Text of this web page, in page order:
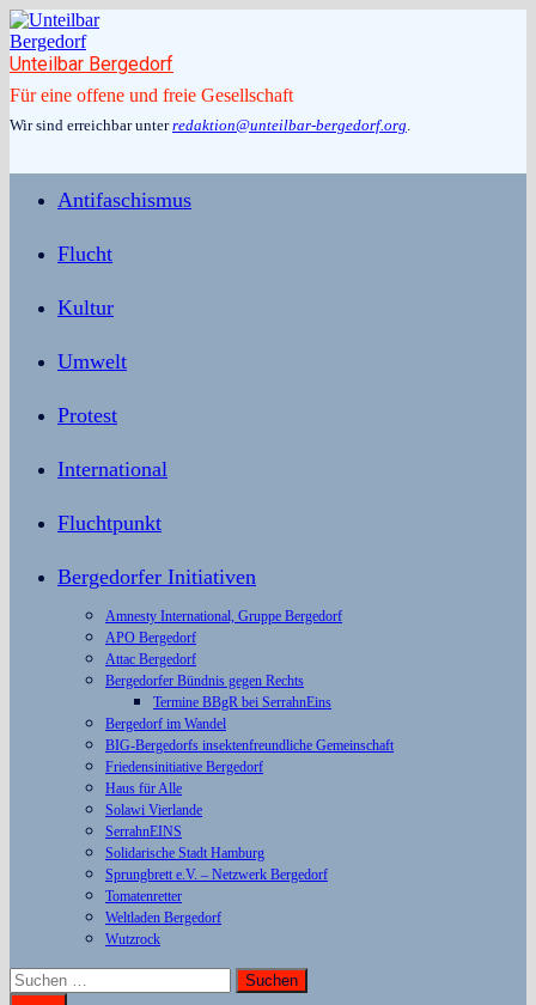
Zum
Inhalt
springen
Unteilbar Bergedorf
Für eine offene und freie Gesellschaft
Wir sind erreichbar unterredaktion@unteilbar-bergedorf.org.
Antifaschismus
Flucht
Kultur
Umwelt
Protest
International
Fluchtpunkt
Bergedorfer Initiativen
Amnesty International, Gruppe Bergedorf
APO Bergedorf
Attac Bergedorf
Bergedorfer Bündnis gegen Rechts
Termine BBgR bei SerrahnEins
Bergedorf im Wandel
BIG-Bergedorfs insektenfreundliche Gemeinschaft
Friedensinitiative Bergedorf
Haus für Alle
Solawi Vierlande
SerrahnEINS
Solidarische Stadt Hamburg
Sprungbrett e.V. – Netzwerk Bergedorf
Tomatenretter
Weltladen Bergedorf
Wutzrock
Suchen
nach: